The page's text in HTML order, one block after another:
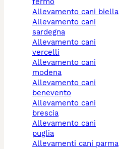
allevamento cani biella
allevamento cani
sardegna
allevamento cani
vercelli
allevamento cani
modena
allevamento cani
benevento
allevamento cani
brescia
allevamento cani
puglia
allevamenti cani parma